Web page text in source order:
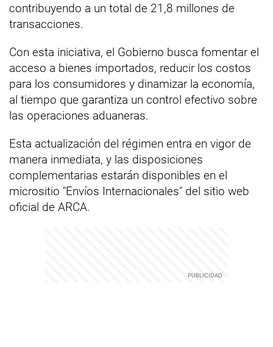
contribuyendo a un total de 21,8 millones de
transacciones.
Con esta iniciativa, el Gobierno busca fomentar el
acceso a bienes importados, reducir los costos
para los consumidores y dinamizar la economía,
al tiempo que garantiza un control efectivo sobre
las operaciones aduaneras.
Esta actualización del régimen entra en vigor de
manera inmediata, y las disposiciones
complementarias estarán disponibles en el
micrositio "Envíos Internacionales" del sitio web
oficial de ARCA.